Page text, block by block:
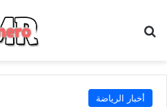
أخبار الرياضة